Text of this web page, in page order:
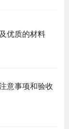
优质的材料
意事项和验收